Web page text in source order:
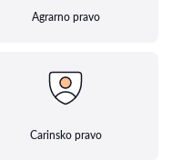
Agrarno pravo
Carinsko pravo